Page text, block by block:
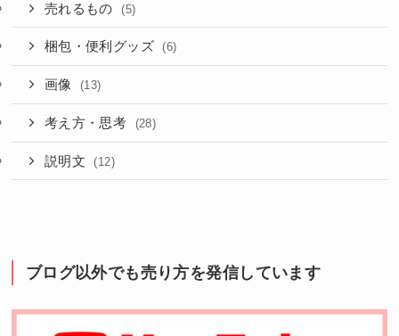
売れるもの (5)
梱包・便利グッズ (6)
画像 (13)
考え方・思考 (28)
説明文 (12)
ブログ以外でも売り方を発信しています